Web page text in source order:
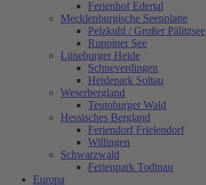
Ferienhof Edertal
Mecklenburgische Seenplatte
Pelzkuhl / Großer Pälitzsee
Ruppiner See
Lüneburger Heide
Schneverdingen
Heidepark Soltau
Weserbergland
Teutoburger Wald
Hessisches Bergland
Feriendorf Frielendorf
Willingen
Schwarzwald
Ferienpark Todtnau
Europa